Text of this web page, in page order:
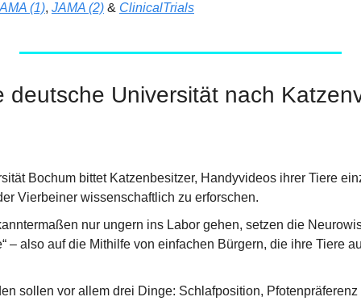
(1), JAMA (2) & ClinicalTrials
deutsche Universität nach
Bochum bittet Katzenbesitzer, Handyvideos ihrer Tiere
Vierbeiner wissenschaftlich zu erforschen.
nur ungern ins Labor gehen, setzen die
– also auf die Mithilfe von einfachen Bürgern, die ihre Tiere
sollen vor allem drei Dinge: Schlafposition, Pfotenpräferenz